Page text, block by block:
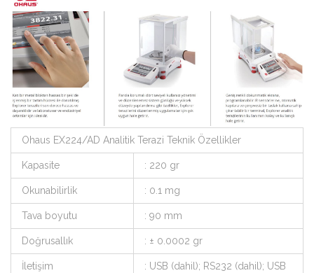
Ohaus EX224/AD Analitik Terazi Teknik Özellikler
Kapasite : 220 gr
Okunabilirlik : 0.1 mg
Tava boyutu : 90 mm
Doğrusallık : ± 0.0002 gr
İletişim
: USB (dahil); RS232 (dahil); USB